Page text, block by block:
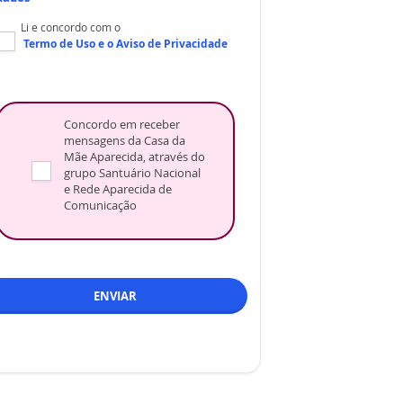
Li e concordo com o
Termo de Usoe oAviso de Privacidade
Concordo em receber
mensagens da Casa da
Mãe Aparecida, através do
grupo Santuário Nacional
e Rede Aparecida de
Comunicação
ENVIAR